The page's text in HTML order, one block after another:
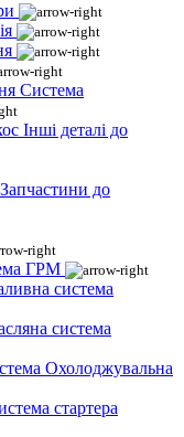
Система
Інші деталі до
Запчастини до
ГРМ
система
система
Охолоджувальна
стартера